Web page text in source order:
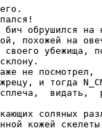
обрушился на
похожей на
своего убежища,
не посмотрел,
и тогда
видать,
соляных
кожей